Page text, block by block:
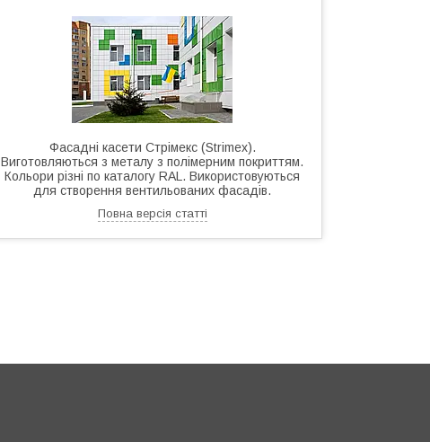
Фасадні касети Стрімекс (Strimex).
Виготовляються з металу з полімерним покриттям.
Кольори різні по каталогу RAL. Використовуються
для створення вентильованих фасадів.
Повна версія статті